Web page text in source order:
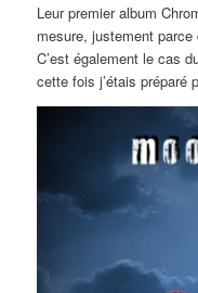
Leur premier album
mesure, justement
C’est également le cas
cette fois j’étais préparé